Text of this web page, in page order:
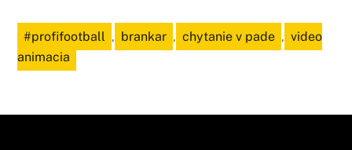
#profifootball , brankar , chytanie v pade , video
animacia